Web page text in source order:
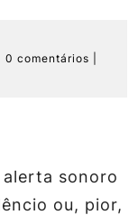
0 comentários
sonoro
ou, pior,